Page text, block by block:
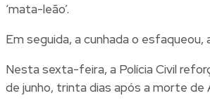
‘mata-leão’.
Em seguida, a cunhada o
Nesta sexta-feira, a Polícia Civil
de junho, trinta dias após a morte de